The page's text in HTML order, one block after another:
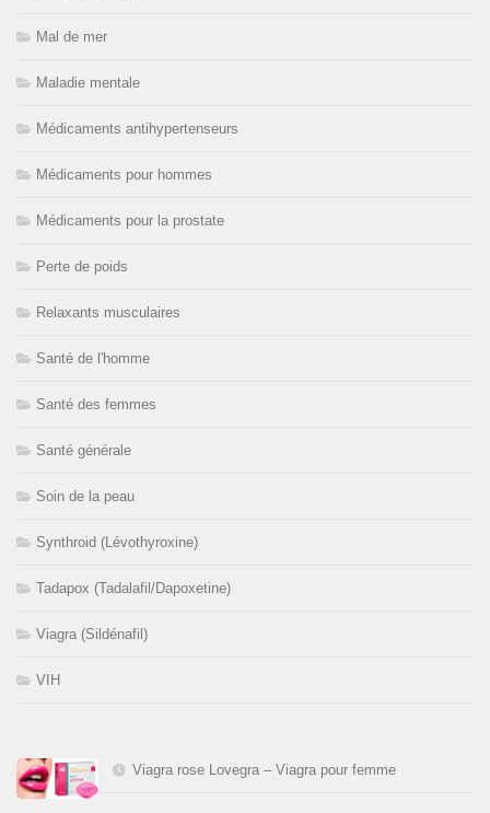
Mal de mer
Maladie mentale
Médicaments antihypertenseurs
Médicaments pour hommes
Médicaments pour la prostate
Perte de poids
Relaxants musculaires
Santé de l'homme
Santé des femmes
Santé générale
Soin de la peau
Synthroid (Lévothyroxine)
Tadapox (Tadalafil/Dapoxetine)
Viagra (Sildénafil)
VIH
Viagra rose Lovegra – Viagra pour femme